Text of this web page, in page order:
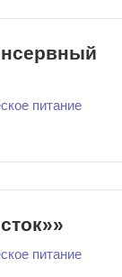
питание
питание